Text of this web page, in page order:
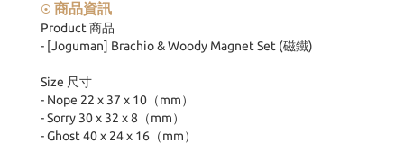
⦿ 商品資訊
Product 商品
- [Joguman] Brachio & Woody Magnet Set (磁鐵)
Size 尺寸
- Nope 22 x 37 x 10（mm）
- Sorry 30 x 32 x 8（mm）
- Ghost 40 x 24 x 16（mm）